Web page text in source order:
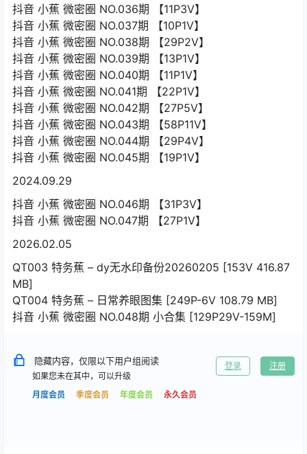
抖音 小蕉 微密圈 NO.036期 【11P3V】
抖音 小蕉 微密圈 NO.037期 【10P1V】
抖音 小蕉 微密圈 NO.038期 【29P2V】
抖音 小蕉 微密圈 NO.039期 【13P1V】
抖音 小蕉 微密圈 NO.040期 【11P1V】
抖音 小蕉 微密圈 NO.041期 【22P1V】
抖音 小蕉 微密圈 NO.042期 【27P5V】
抖音 小蕉 微密圈 NO.043期 【58P11V】
抖音 小蕉 微密圈 NO.044期 【29P4V】
抖音 小蕉 微密圈 NO.045期 【19P1V】
2024.09.29
抖音 小蕉 微密圈 NO.046期 【31P3V】
抖音 小蕉 微密圈 NO.047期 【27P1V】
2026.02.05
QT003 特务蕉 – dy无水印备份20260205 [153V 416.87
MB]
QT004 特务蕉 – 日常养眼图集 [249P-6V 108.79 MB]
抖音 小蕉 微密圈 NO.048期 小合集 [129P29V-159M]
隐藏内容，仅限以下用户组阅读
如果您未在其中，可以升级
月度会员
季度会员 年度会员 永久会员
登录 注册